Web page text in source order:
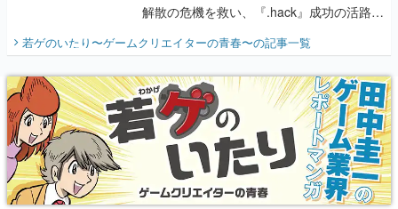
解散の危機を救い、『.hack』成功の活路を
『少年ジャンプ』色だった【若ゲのいた
り】
若ゲのいたり〜ゲームクリエイターの青春〜の記事一覧